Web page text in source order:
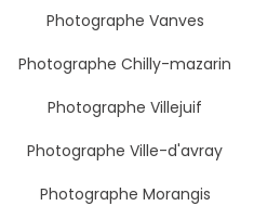
Photographe Vanves
Photographe Chilly-mazarin
Photographe Villejuif
Photographe Ville-d'avray
Photographe Morangis